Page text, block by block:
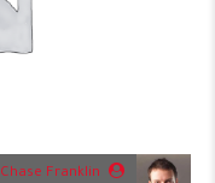
Chase Franklin